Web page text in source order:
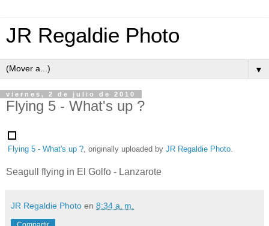
JR Regaldie Photo
▼
viernes, 2 de julio de 2010
Flying 5 - What's up ?
Flying 5 - What's up ? , originally uploaded by JR Regaldie Photo
Seagull flying in El Golfo - Lanzarote
JR Regaldie Photo en 8:34 a. m.